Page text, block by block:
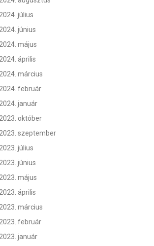
2024. július
2024. június
2024. május
2024. április
2024. március
2024. február
2024. január
2023. október
2023. szeptember
2023. július
2023. június
2023. május
2023. április
2023. március
2023. február
2023. január